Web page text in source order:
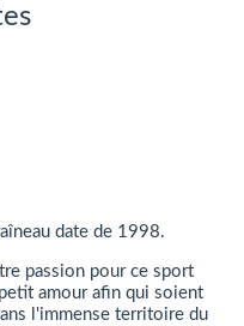
date de 1998.
passion pour ce sport
amour afin qui soient
l'immense territoire du